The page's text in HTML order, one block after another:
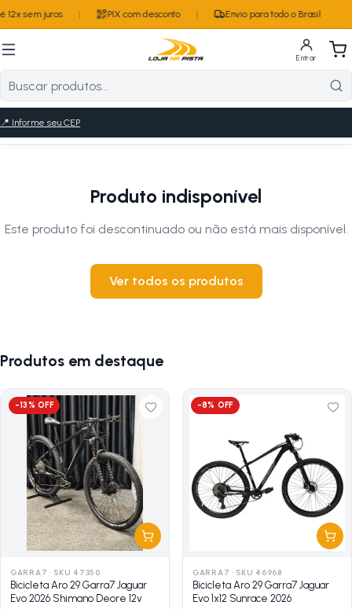
sem juros PIX com desconto Envio para todo o Brasil
Entrar
📍 Informe seu CEP
Produto indisponível
Este produto foi descontinuado ou não está mais disponível.
Ver todos os produtos
Produtos em destaque
-13% OFF
GARRA7 · SKU 47350
Bicicleta Aro 29 Garra7 Jaguar
Evo 2026 Shimano Deore 12v
-8% OFF
GARRA7 · SKU 46968
Bicicleta Aro 29 Garra7 Jaguar
Evo 1x12 Sunrace 2026